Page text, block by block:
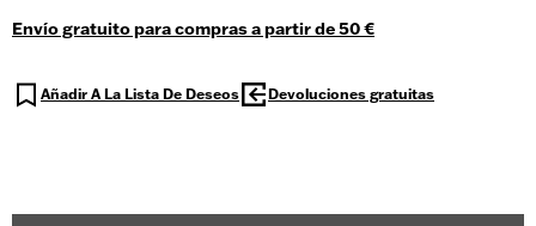
Envío gratuito para compras a partir de 50 €
Añadir A La Lista De Deseos Devoluciones gratuitas